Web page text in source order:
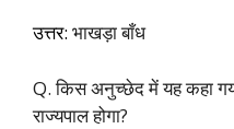
उत्तर: भाखड़ा बाँध
Q. किस अनुच्छेद में यह कहा
राज्यपाल होगा?